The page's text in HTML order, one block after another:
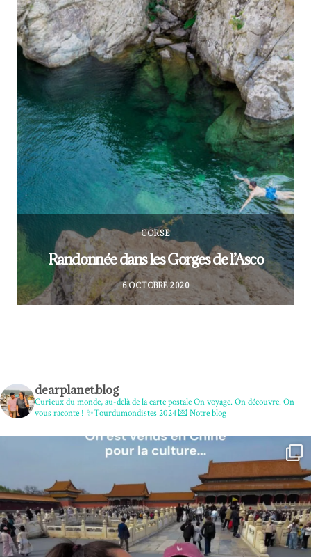
CORSE
Randonnée dans les Gorges de l’Asco
6 OCTOBRE 2020
dearplanet.blog
Curieux du monde, au-delà de la carte postaleOn voyage. On découvre. On
vous raconte ! ✨Tourdumondistes 2024💌 Notre blog